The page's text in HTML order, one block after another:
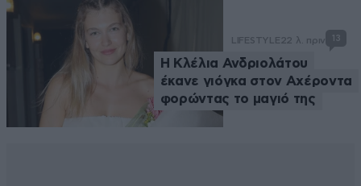
LIFESTYLE22 λ. πριν 13
Η Κλέλια Ανδριολάτου
έκανε γιόγκα στον Αχέροντα
φορώντας το μαγιό της